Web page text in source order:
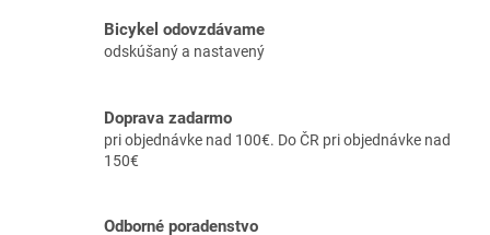
Bicykel odovzdávame
odskúšaný a nastavený
Doprava zadarmo
pri objednávke nad 100€. Do ČR pri objednávke nad
150€
Odborné poradenstvo